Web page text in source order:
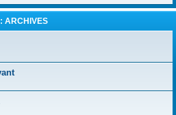
ARCHIVES